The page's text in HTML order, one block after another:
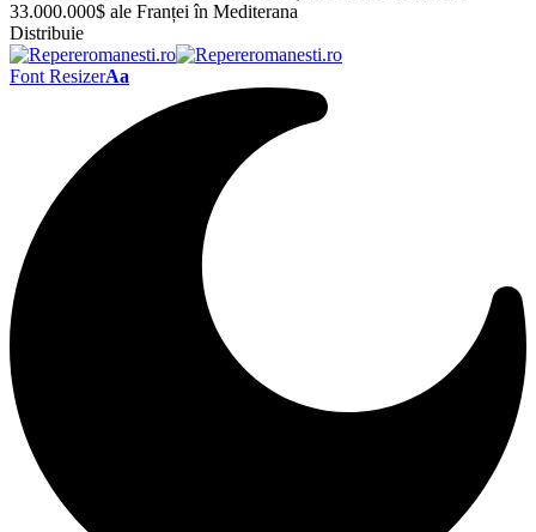
33.000.000$ ale Franței în Mediterana
Distribuie
Font ResizerAa